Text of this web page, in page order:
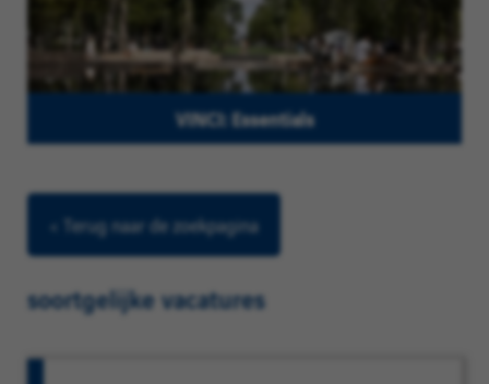
VINCI: Essentials
< Terug naar de zoekpagina
soortgelijke vacatures